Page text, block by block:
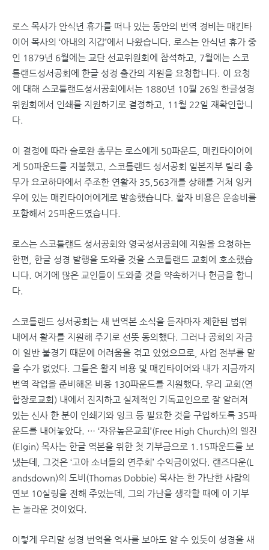
로스 목사가 안식년 휴가를 떠나 있는 동안의 번역 경비는 매킨타
이어 목사의 ‘아내의 지갑’에서 나왔습니다. 로스는 안식년 휴가 중
인 1879년 6월에는 교단 선교위원회에 참석하고, 7월에는 스코
틀랜드성서공회에 한글 성경 출간의 지원을 요청합니다. 이 요청
에 대해 스코틀랜드성서공회에서는 1880년 10월 26일 한글성경
위원회에서 인쇄를 지원하기로 결정하고, 11월 22일 재확인합니
다.
이 결정에 따라 슬로완 총무는 로스에게 50파운드, 매킨타이어에
게 50파운드를 지불했고, 스코틀랜드 성서공회 일본지부 릴리 총
무가 요코하마에서 주조한 연활자 35,563개를 상해를 거쳐 잉커
우에 있는 매킨타이어에게로 발송했습니다. 활자 비용은 운송비를
포함해서 25파운드였습니다.
로스는 스코틀랜드 성서공회와 영국성서공회에 지원을 요청하는
한편, 한글 성경 발행을 도와줄 것을 스코틀랜드 교회에 호소했습
니다. 여기에 많은 교인들이 도와줄 것을 약속하거나 헌금을 합니
다.
스코틀랜드 성서공회는 새 번역본 소식을 듣자마자 제한된 범위
내에서 활자를 지원해 주기로 선뜻 동의했다. 그러나 공회의 자금
이 일반 불경기 때문에 어려움을 겪고 있었으므로, 사업 전부를 맡
을 수가 없었다. 그들은 활지 비용 및 매킨타이어와 내가 지금까지
번역 작업을 준비해온 비용 130파운드를 지원했다. 우리 교회(연
합장로교회) 내에서 진지하고 실제적인 기독교인으로 잘 알려져
있는 신사 한 분이 인쇄기와 잉크 등 필요한 것을 구입하도록 35파
운드를 내어놓았다. … ‘자유높은교회’(Free High Church)의 엘진
(Elgin) 목사는 한글 역본을 위한 첫 기부금으로 1.15파운드를 보
냈는데, 그것은 ‘고아 소녀들의 연주회’ 수익금이었다. 랜즈다운(L
andsdown)의 도비(Thomas Dobbie) 목사는 한 가난한 사람의
연보 10실링을 전해 주었는데, 그의 가난을 생각할 때에 이 기부
는 놀라운 것이었다.
이렇게 우리말 성경 번역을 역사를 보아도 알 수 있듯이 성경을 새